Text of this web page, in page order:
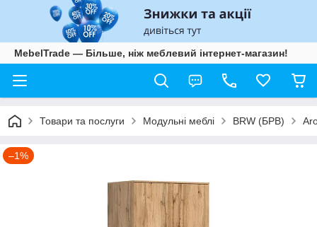
MebelTrade — Більше, ніж меблевий інтернет-магазин!
Товари та послуги Модульні меблі BRW (БРВ)
–1%